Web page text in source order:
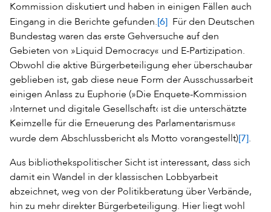
Kommission diskutiert und haben in einigen Fällen auch
Eingang in die Berichte gefunden.[6] Für den Deutschen
Bundestag waren das erste Gehversuche auf den
Gebieten von »Liquid Democracy« und E-Partizipation.
Obwohl die aktive Bürgerbeteiligung eher überschaubar
geblieben ist, gab diese neue Form der Ausschussarbeit
einigen Anlass zu Euphorie (»Die Enquete-Kommission
›Internet und digitale Gesellschaft‹ ist die unterschätzte
Keimzelle für die Erneuerung des Parlamentarismus«
wurde dem Abschlussbericht als Motto vorangestellt)[7].
Aus bibliothekspolitischer Sicht ist interessant, dass sich
damit ein Wandel in der klassischen Lobbyarbeit
abzeichnet, weg von der Politikberatung über Verbände,
hin zu mehr direkter Bürgerbeteiligung. Hier liegt wohl